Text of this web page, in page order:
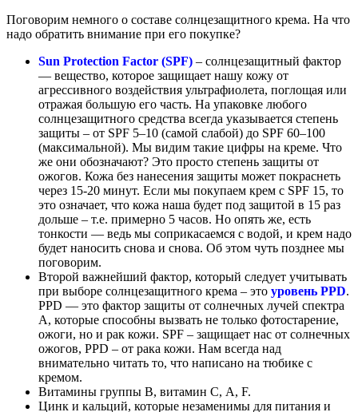
Поговорим немного о составе солнцезащитного крема. На что
надо обратить внимание при его покупке?
Sun Protection Factor (SPF) – солнцезащитный фактор
— вещество, которое защищает нашу кожу от
агрессивного воздействия ультрафиолета, поглощая или
отражая большую его часть. На упаковке любого
солнцезащитного средства всегда указывается степень
защиты – от SPF 5–10 (самой слабой) до SPF 60–100
(максимальной). Мы видим такие цифры на креме. Что
же они обозначают? Это просто степень защиты от
ожогов. Кожа без нанесения защиты может покраснеть
через 15-20 минут. Если мы покупаем крем с SPF 15, то
это означает, что кожа наша будет под защитой в 15 раз
дольше – т.е. примерно 5 часов. Но опять же, есть
тонкости — ведь мы соприкасаемся с водой, и крем надо
будет наносить снова и снова. Об этом чуть позднее мы
поговорим.
Второй важнейший фактор, который следует учитывать
при выборе солнцезащитного крема – это уровень PPD.
PPD — это фактор защиты от солнечных лучей спектра
А, которые способны вызвать не только фотостарение,
ожоги, но и рак кожи. SPF – защищает нас от солнечных
ожогов, PPD – от рака кожи. Нам всегда над
внимательно читать то, что написано на тюбике с
кремом.
Витамины группы В, витамин С, А, F.
Цинк и кальций, которые незаменимы для питания и